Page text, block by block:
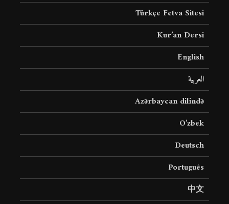
Türkçe Fetva Sitesi
Kur’an Dersi
English
العربية
Azərbaycan dilində
O’zbek
Deutsch
Português
中文